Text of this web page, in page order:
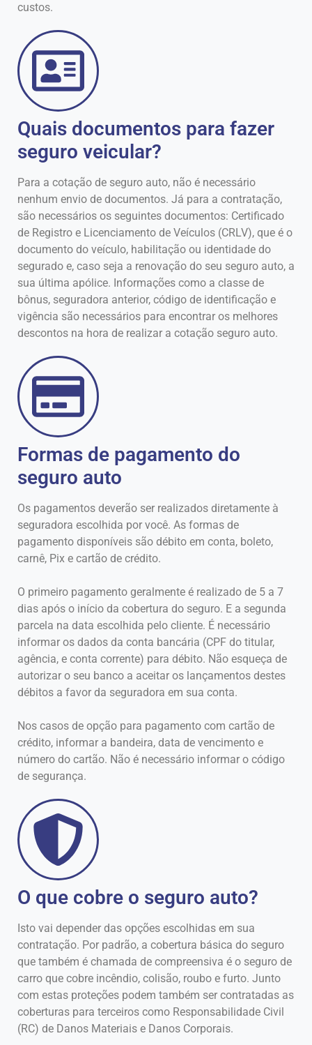
custos.
Quais documentos para fazer
seguro veicular?
Para a cotação de seguro auto, não é necessário
nenhum envio de documentos. Já para a contratação,
são necessários os seguintes documentos: Certificado
de Registro e Licenciamento de Veículos (CRLV), que é o
documento do veículo, habilitação ou identidade do
segurado e, caso seja a renovação do seu seguro auto, a
sua última apólice. Informações como a classe de
bônus, seguradora anterior, código de identificação e
vigência são necessários para encontrar os melhores
descontos na hora de realizar a cotação seguro auto.
Formas de pagamento do
seguro auto
Os pagamentos deverão ser realizados diretamente à
seguradora escolhida por você. As formas de
pagamento disponíveis são débito em conta, boleto,
carnê, Pix e cartão de crédito.
O primeiro pagamento geralmente é realizado de 5 a 7
dias após o início da cobertura do seguro. E a segunda
parcela na data escolhida pelo cliente. É necessário
informar os dados da conta bancária (CPF do titular,
agência, e conta corrente) para débito. Não esqueça de
autorizar o seu banco a aceitar os lançamentos destes
débitos a favor da seguradora em sua conta.
Nos casos de opção para pagamento com cartão de
crédito, informar a bandeira, data de vencimento e
número do cartão. Não é necessário informar o código
de segurança.
O que cobre o seguro auto?
Isto vai depender das opções escolhidas em sua
contratação. Por padrão, a cobertura básica do seguro
que também é chamada de compreensiva é o seguro de
carro que cobre incêndio, colisão, roubo e furto. Junto
com estas proteções podem também ser contratadas as
coberturas para terceiros como Responsabilidade Civil
(RC) de Danos Materiais e Danos Corporais.